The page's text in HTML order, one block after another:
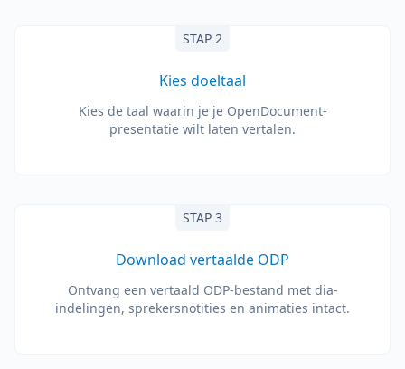
STAP 2
Kies doeltaal
Kies de taal waarin je je OpenDocument-
presentatie wilt laten vertalen.
STAP 3
Download vertaalde ODP
Ontvang een vertaald ODP-bestand met dia-
indelingen, sprekersnotities en animaties intact.